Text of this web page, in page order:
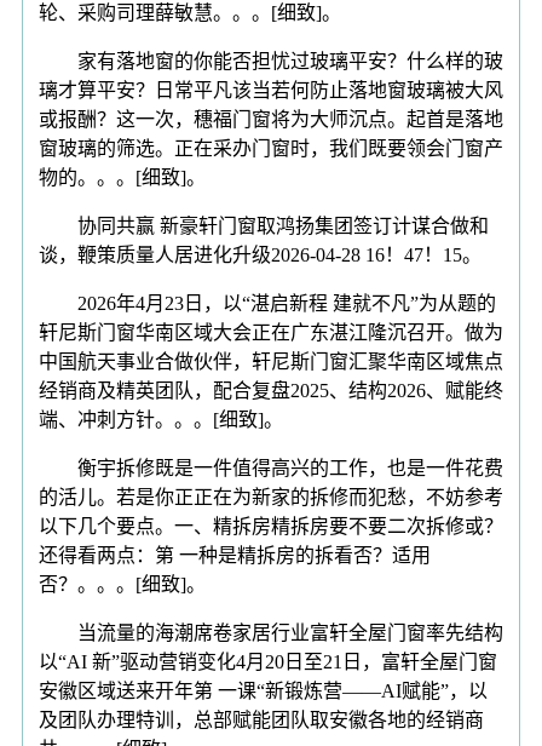
轮、采购司理薛敏慧。。。[细致]。
家有落地窗的你能否担忧过玻璃平安？什么样的玻
璃才算平安？日常平凡该当若何防止落地窗玻璃被大风
或报酬？这一次，穗福门窗将为大师沉点。起首是落地
窗玻璃的筛选。正在采办门窗时，我们既要领会门窗产
物的。。。[细致]。
协同共赢 新豪轩门窗取鸿扬集团签订计谋合做和
谈，鞭策质量人居进化升级2026-04-28 16！47！15。
2026年4月23日，以“湛启新程 建就不凡”为从题的
轩尼斯门窗华南区域大会正在广东湛江隆沉召开。做为
中国航天事业合做伙伴，轩尼斯门窗汇聚华南区域焦点
经销商及精英团队，配合复盘2025、结构2026、赋能终
端、冲刺方针。。。[细致]。
衡宇拆修既是一件值得高兴的工作，也是一件花费
的活儿。若是你正正在为新家的拆修而犯愁，不妨参考
以下几个要点。一、精拆房精拆房要不要二次拆修或？
还得看两点：第 一种是精拆房的拆看否？适用
否？。。。[细致]。
当流量的海潮席卷家居行业富轩全屋门窗率先结构
以“AI 新”驱动营销变化4月20日至21日，富轩全屋门窗
安徽区域送来开年第 一课“新锻炼营——AI赋能”，以
及团队办理特训，总部赋能团队取安徽各地的经销商